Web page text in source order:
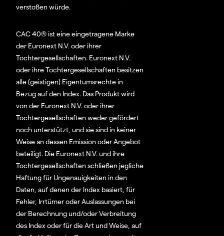
verstoßen würde.
CAC 40® ist eine eingetragene Marke
der Euronext N.V. oder ihrer
Tochtergesellschaften. Euronext N.V.
oder ihre Tochtergesellschaften besitzen
alle (geistigen) Eigentumsrechte in
Bezug auf den Index. Das Produkt wird
von der Euronext N.V. oder ihrer
Tochtergesellschaften weder gefördert
noch unterstützt, und sie sind in keiner
Weise an dessen Emission oder Angebot
beteiligt. Die Euronext N.V. und ihre
Tochtergesellschaften schließen jegliche
Haftung für Ungenauigkeiten in den
Daten, auf denen der Index basiert, für
Fehler, Irrtümer oder Auslassungen bei
der Berechnung und/oder Verbreitung
des Index oder für die Art und Weise, auf